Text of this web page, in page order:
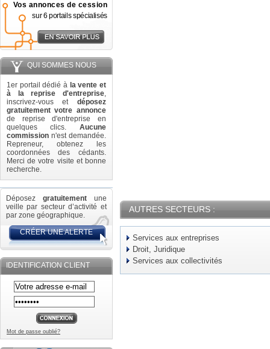
Vos annonces de cession
sur 6 portails spécialisés
QUI SOMMES NOUS
1er portail dédié à la vente et
à la reprise d'entreprise,
inscrivez-vous et déposez
gratuitement votre annonce
de reprise d'entreprise en
quelques clics. Aucune
commission n'est demandée.
Repreneur, obtenez les
coordonnées des cédants.
Merci de votre visite et bonne
recherche.
Déposez gratuitement une
veille par secteur d’activité et
par zone géographique.
CRÉER UNE ALERTE
IDENTIFICATION CLIENT
Mot de passe oublié?
AUTRES SECTEURS :
Services aux entreprises
Droit, Juridique
Services aux collectivités